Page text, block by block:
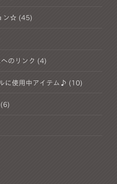
ン☆ (45)
のリンク (4)
に使用中アイテム♪ (10)